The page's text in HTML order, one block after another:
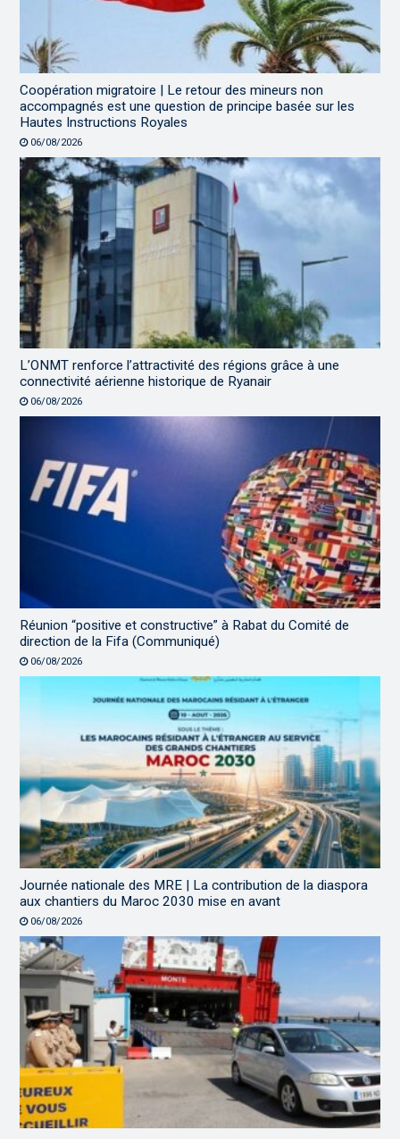
Coopération migratoire | Le retour des mineurs non
accompagnés est une question de principe basée sur les
Hautes Instructions Royales
06/08/2026
L’ONMT renforce l’attractivité des régions grâce à une
connectivité aérienne historique de Ryanair
06/08/2026
Réunion “positive et constructive” à Rabat du Comité de
direction de la Fifa (Communiqué)
06/08/2026
Journée nationale des MRE | La contribution de la diaspora
aux chantiers du Maroc 2030 mise en avant
06/08/2026